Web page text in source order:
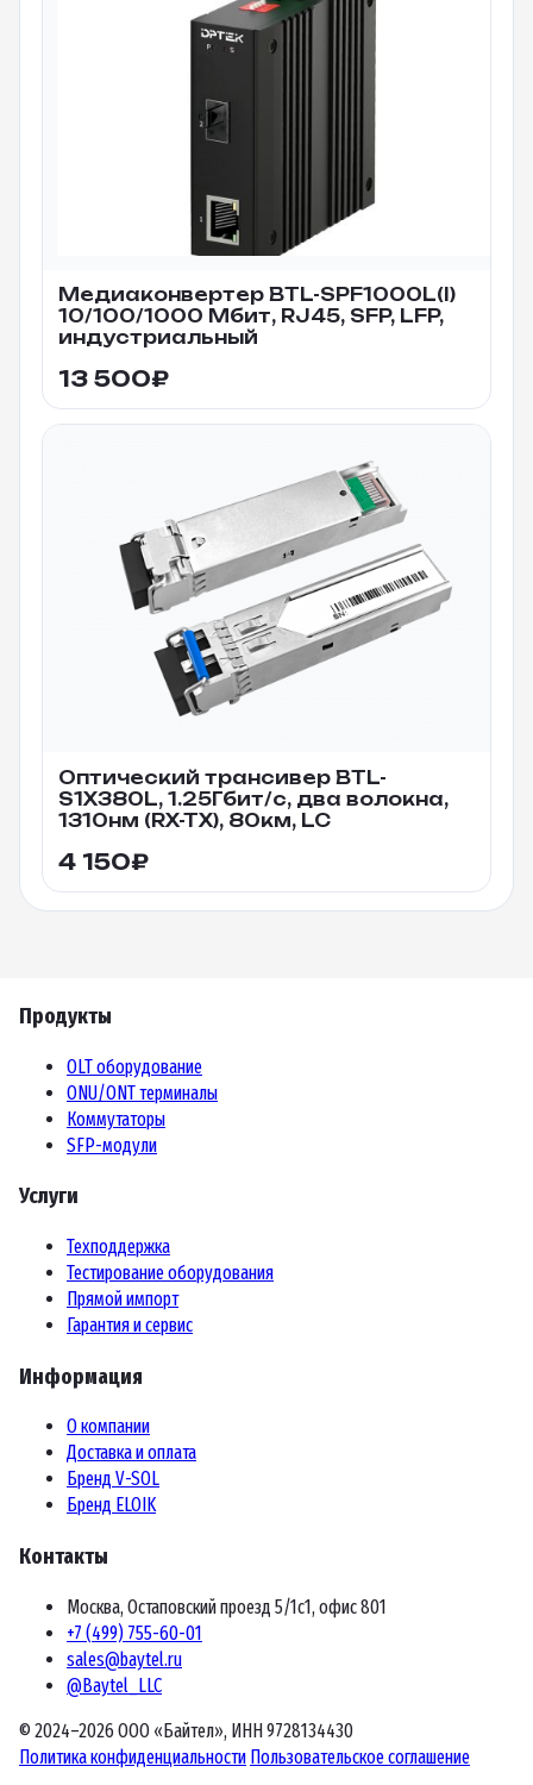
Медиаконвертер BTL-SPF1000L(I)
10/100/1000 Мбит, RJ45, SFP, LFP,
индустриальный
13 500₽
Оптический трансивер BTL-
S1X380L, 1.25Гбит/c, два волокна,
1310нм (RX-TX), 80км, LC
4 150₽
Продукты
OLT оборудование
ONU/ONT терминалы
Коммутаторы
SFP-модули
Услуги
Техподдержка
Тестирование оборудования
Прямой импорт
Гарантия и сервис
Информация
О компании
Доставка и оплата
Бренд V-SOL
Бренд ELOIK
Контакты
Москва, Остаповский проезд 5/1с1, офис 801
+7 (499) 755-60-01
sales@baytel.ru
@Baytel_LLC
© 2024–2026 ООО «Байтел», ИНН 9728134430
Политика конфиденциальности Пользовательское соглашение